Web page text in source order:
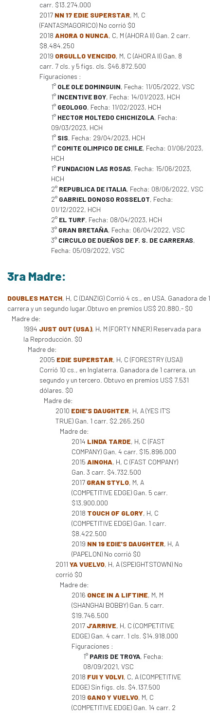
carr. $13.274.000
2017 NN 17 EDIE SUPERSTAR, M, C
(FANTASMAGORICO) No corrió $0
2018 AHORA O NUNCA, C, M (AHORA II) Gan. 2 carr.
$8.484.250
2019 ORGULLO VENCIDO, M, C (AHORA II) Gan. 8
carr. 7 cls. y 5 figs. cls. $46.872.500
Figuraciones :
1° OLE OLE DOMINGUIN, Fecha: 11/05/2022, VSC
1° INCENTIVE BOY, Fecha: 14/01/2023, HCH
1° GEOLOGO, Fecha: 11/02/2023, HCH
1° HECTOR MOLTEDO CHICHIZOLA, Fecha:
09/03/2023, HCH
1° SIS, Fecha: 29/04/2023, HCH
1° COMITE OLIMPICO DE CHILE, Fecha: 01/06/2023,
HCH
1° FUNDACION LAS ROSAS, Fecha: 15/06/2023,
HCH
2° REPUBLICA DE ITALIA, Fecha: 08/06/2022, VSC
2° GABRIEL DONOSO ROSSELOT, Fecha:
01/12/2022, HCH
2° EL TURF, Fecha: 08/04/2023, HCH
3° GRAN BRETAÑA, Fecha: 06/04/2022, VSC
3° CIRCULO DE DUEÑOS DE F. S. DE CARRERAS,
Fecha: 05/09/2022, VSC
3ra Madre:
DOUBLES MATCH, H, C (DANZIG) Corrió 4 cs., en USA. Ganadora de 1
carrera y un segundo lugar.Obtuvo en premios US$ 20.880.- $0
Madre de:
1994 JUST OUT (USA), H, M (FORTY NINER) Reservada para
la Reproducción. $0
Madre de:
2005 EDIE SUPERSTAR, H, C (FORESTRY (USA))
Corrió 10 cs., en Inglaterra. Ganadora de 1 carrera, un
segundo y un tercero. Obtuvo en premios US$ 7.531
dólares. $0
Madre de:
2010 EDIE'S DAUGHTER, H, A (YES IT'S
TRUE) Gan. 1 carr. $2.265.250
Madre de:
2014 LINDA TARDE, H, C (FAST
COMPANY) Gan. 4 carr. $15.896.000
2015 AINOHA, H, C (FAST COMPANY)
Gan. 3 carr. $4.732.500
2017 GRAN STYLO, M, A
(COMPETITIVE EDGE) Gan. 5 carr.
$13.900.000
2018 TOUCH OF GLORY, H, C
(COMPETITIVE EDGE) Gan. 1 carr.
$8.422.500
2019 NN 19 EDIE'S DAUGHTER, H, A
(PAPELON) No corrió $0
2011 YA VUELVO, H, A (SPEIGHTSTOWN) No
corrió $0
Madre de:
2016 ONCE IN A LIFTIME, M, M
(SHANGHAI BOBBY) Gan. 5 carr.
$19.746.500
2017 J'ARRIVE, H, C (COMPETITIVE
EDGE) Gan. 4 carr. 1 cls. $14.918.000
Figuraciones :
1° PARIS DE TROYA, Fecha:
08/09/2021, VSC
2018 FUI Y VOLVI, C, A (COMPETITIVE
EDGE) Sin figs. cls. $4.137.500
2019 GANO Y VUELVO, M, C
(COMPETITIVE EDGE) Gan. 14 carr. 2